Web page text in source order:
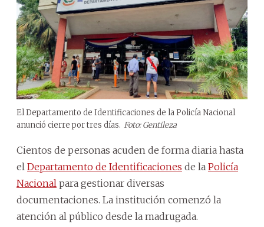
El Departamento de Identificaciones de la Policía Nacional
anunció cierre por tres días. Foto: Gentileza
Cientos de personas acuden de forma diaria hasta
el Departamento de Identificaciones de la Policía
Nacional para gestionar diversas
documentaciones. La institución comenzó la
atención al público desde la madrugada.